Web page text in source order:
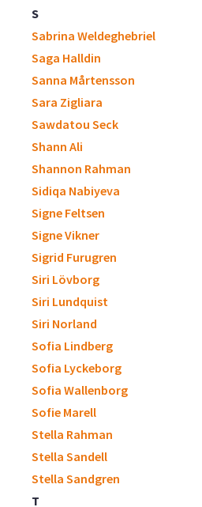
S
Sabrina Weldeghebriel
Saga Halldin
Sanna Mårtensson
Sara Zigliara
Sawdatou Seck
Shann Ali
Shannon Rahman
Sidiqa Nabiyeva
Signe Feltsen
Signe Vikner
Sigrid Furugren
Siri Lövborg
Siri Lundquist
Siri Norland
Sofia Lindberg
Sofia Lyckeborg
Sofia Wallenborg
Sofie Marell
Stella Rahman
Stella Sandell
Stella Sandgren
T